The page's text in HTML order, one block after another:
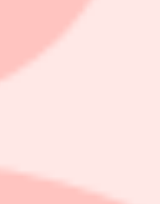
(-6,9).
uppgick till 41,1 miljoner
kronor (229).